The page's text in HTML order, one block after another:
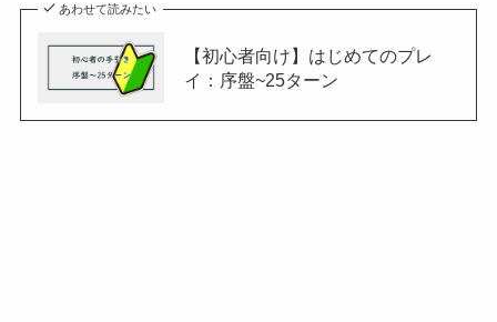
あわせて読みたい
【初心者向け】はじめてのプレ
イ：序盤~25ターン